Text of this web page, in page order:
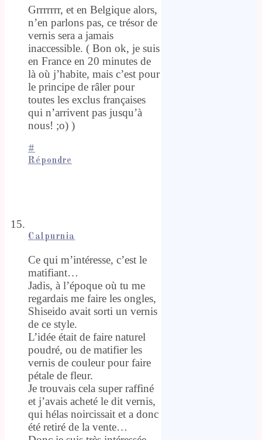
Grrrrrrr, et en Belgique alors,
n’en parlons pas, ce trésor de
vernis sera a jamais
inaccessible. ( Bon ok, je suis
en France en 20 minutes de
là où j’habite, mais c’est pour
le principe de râler pour
toutes les exclus françaises
qui n’arrivent pas jusqu’à
nous! ;o) )
#
Répondre
Calpurnia
Ce qui m’intéresse, c’est le
matifiant…
Jadis, à l’époque où tu me
regardais me faire les ongles,
Shiseido avait sorti un vernis
de ce style.
L’idée était de faire naturel
poudré, ou de matifier les
vernis de couleur pour faire
pétale de fleur.
Je trouvais cela super raffiné
et j’avais acheté le dit vernis,
qui hélas noircissait et a donc
été retiré de la vente…